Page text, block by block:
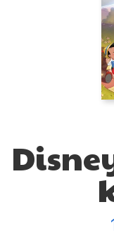
Tipy redakce
Beletrie pro
Beletrie pro
Dárkové
Dárkové zboží
Hobby